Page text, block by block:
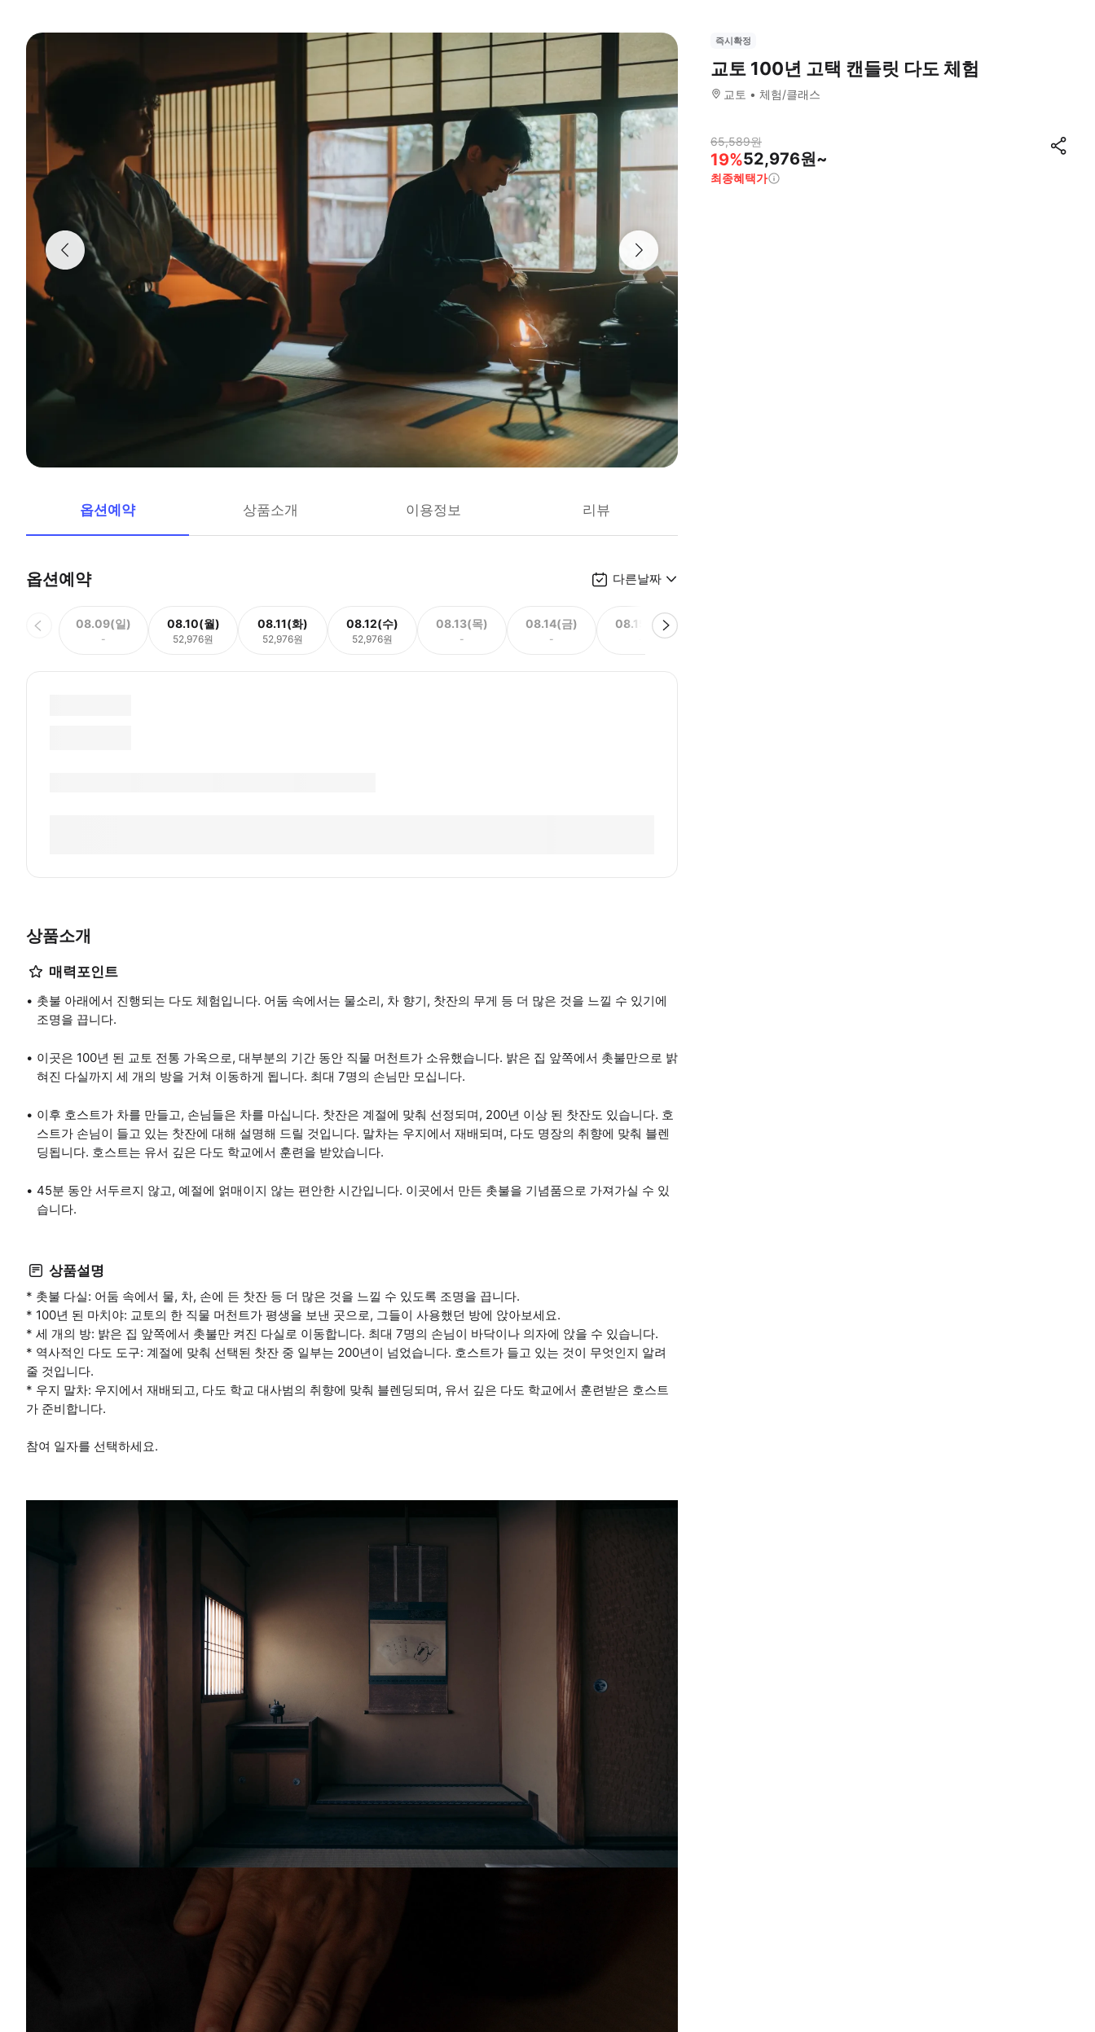
옵션예약 상품소개 이용정보 리뷰
옵션예약 다른날짜
08.09(일)
-
08.10(월)
52,976원
08.11(화)
52,976원
08.12(수)
52,976원
08.13(목)
-
08.14(금)
-
08.15(토)
상품소개
매력포인트
촛불 아래에서 진행되는 다도 체험입니다. 어둠 속에서는 물소리, 차 향기, 찻잔의 무게 등 더 많은 것을 느낄 수 있기에
조명을 끕니다.
이곳은 100년 된 교토 전통 가옥으로, 대부분의 기간 동안 직물 머천트가 소유했습니다. 밝은 집 앞쪽에서 촛불만으로 밝
혀진 다실까지 세 개의 방을 거쳐 이동하게 됩니다. 최대 7명의 손님만 모십니다.
이후 호스트가 차를 만들고, 손님들은 차를 마십니다. 찻잔은 계절에 맞춰 선정되며, 200년 이상 된 찻잔도 있습니다. 호
스트가 손님이 들고 있는 찻잔에 대해 설명해 드릴 것입니다. 말차는 우지에서 재배되며, 다도 명장의 취향에 맞춰 블렌
딩됩니다. 호스트는 유서 깊은 다도 학교에서 훈련을 받았습니다.
45분 동안 서두르지 않고, 예절에 얽매이지 않는 편안한 시간입니다. 이곳에서 만든 촛불을 기념품으로 가져가실 수 있
습니다.
상품설명
* 촛불 다실: 어둠 속에서 물, 차, 손에 든 찻잔 등 더 많은 것을 느낄 수 있도록 조명을 끕니다.
* 100년 된 마치야: 교토의 한 직물 머천트가 평생을 보낸 곳으로, 그들이 사용했던 방에 앉아보세요.
* 세 개의 방: 밝은 집 앞쪽에서 촛불만 켜진 다실로 이동합니다. 최대 7명의 손님이 바닥이나 의자에 앉을 수 있습니다.
* 역사적인 다도 도구: 계절에 맞춰 선택된 찻잔 중 일부는 200년이 넘었습니다. 호스트가 들고 있는 것이 무엇인지 알려
줄 것입니다.
* 우지 말차: 우지에서 재배되고, 다도 학교 대사범의 취향에 맞춰 블렌딩되며, 유서 깊은 다도 학교에서 훈련받은 호스트
가 준비합니다.
참여 일자를 선택하세요.
즉시확정
교토 100년 고택 캔들릿 다도 체험
교토 체험/클래스
65,589원
19%52,976원~
최종혜택가